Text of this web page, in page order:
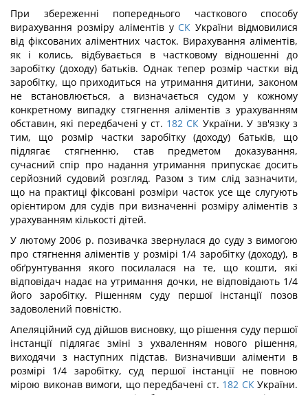
При збереженні попереднього часткового способу
вирахування розміру аліментів у СК України відмовилися
від фіксованих аліментних часток. Вирахування аліментів,
як і колись, відбувається в частковому відношенні до
заробітку (доходу) батьків. Однак тепер розмір частки від
заробітку, що приходиться на утримання дитини, законом
не встановлюється, а визначається судом у кожному
конкретному випадку стягнення аліментів з урахуванням
обставин, які передбачені у ст. 182 СК України. У зв'язку з
тим, що розмір частки заробітку (доходу) батьків, що
підлягає стягненню, став предметом доказування,
сучасний спір про надання утримання припускає досить
серйозний судовий розгляд. Разом з тим слід зазначити,
що на практиці фіксовані розміри часток усе ще слугують
орієнтиром для судів при визначенні розміру аліментів з
урахуванням кількості дітей.
У лютому 2006 р. позивачка звернулася до суду з вимогою
про стягнення аліментів у розмірі 1/4 заробітку (доходу), в
обґрунтування якого посилалася на те, що кошти, які
відповідач надає на утримання дочки, не відповідають 1/4
його заробітку. Рішенням суду першої інстанції позов
задоволений повністю.
Апеляційний суд дійшов висновку, що рішення суду першої
інстанції підлягає зміні з ухваленням нового рішення,
виходячи з наступних підстав. Визначивши аліменти в
розмірі 1/4 заробітку, суд першої інстанції не повною
мірою виконав вимоги, що передбачені ст. 182 СКУкраїни.